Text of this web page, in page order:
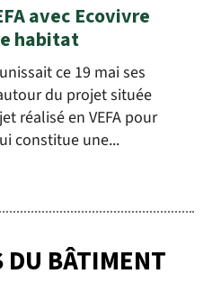
avec Ecovivre
habitat
ce 19 mai ses
du projet située
réalisé en VEFA pour
constitue une...
DU BÂTIMENT